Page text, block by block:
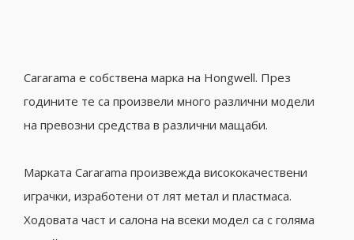
Cararama е собствена марка на Hongwell. През
годините те са произвели много различни модели
на превозни средства в различни мащаби.
Марката Cararama произвежда висококачествени
играчки, изработени от лят метал и пластмаса.
Ходовата част и салона на всеки модел са с голяма